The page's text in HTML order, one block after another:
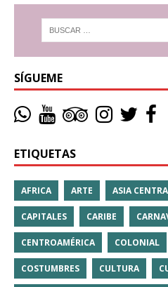
SÍGUEME
ETIQUETAS
AFRICA ARTE ASIA
CAPITALES CARIBE
CENTROAMÉRICA COLONIAL
COSTUMBRES CULTURA